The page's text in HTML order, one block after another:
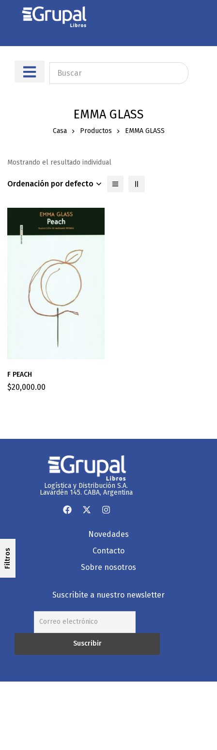
EMMA GLASS
Casa Productos EMMA GLASS
Filtros
Mostrando el resultado individual
Ordenación por defecto
F PEACH
$20,000.00
Logística y Distribución S.A.
Lavardén 145. CABA, Argentina
Novedades
Contacto
Sobre nosotros
Suscribite a nuestro newsletter